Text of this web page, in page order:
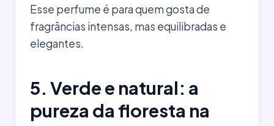
Esse perfume é para quem gosta de
fragrâncias intensas, mas equilibradas e
elegantes.
5. Verde e natural: a
pureza da floresta na